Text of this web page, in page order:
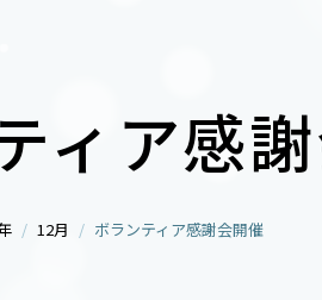
ィア感
12月 ボランティア感謝会開催